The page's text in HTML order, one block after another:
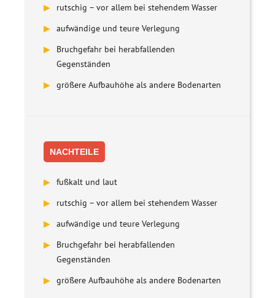
▶
rutschig – vor allem bei stehendem Wasser
▶ aufwändige und teure Verlegung
▶
Bruchgefahr bei herabfallenden
Gegenständen
▶ größere Aufbauhöhe als andere Bodenarten
NACHTEILE
▶ fußkalt und laut
▶
rutschig – vor allem bei stehendem Wasser
▶ aufwändige und teure Verlegung
▶
Bruchgefahr bei herabfallenden
Gegenständen
▶ größere Aufbauhöhe als andere Bodenarten